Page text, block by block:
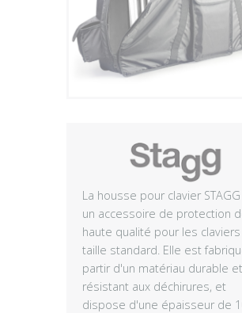
La housse pour clavier
un accessoire de protection
haute qualité pour les
taille standard. Elle est
partir d'un matériau durable et
résistant aux déchirures, et
dispose d'une épaisseur de